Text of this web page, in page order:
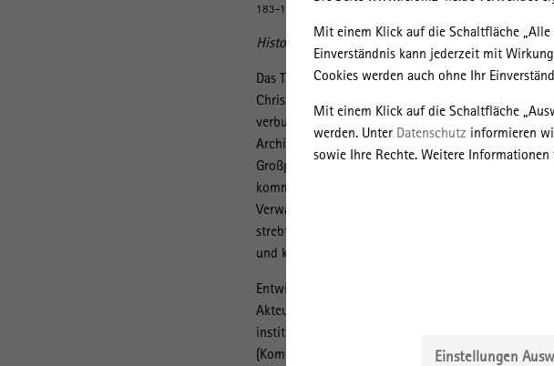
Mit einem Klick auf die Schaltfläche
Einverständnis kann jederzeit mit
Cookies werden auch ohne Ihr
Mit einem Klick auf die Schaltfläche
werden. Unter Datenschutz informieren
sowie Ihre Rechte. Weitere
Einstellungen
183-19000-4055/CC-BY-SA 3.0, commons.wikimedia.org
Historikerkommission zwei dieser Teilprojekte als
Das Teilprojekt 4 „Städtebau und Bestandspolitik
Christoph Bernhardt (zusammen mit Harald
verbundene Forschungsstränge der historischen
Architektur- und Städtebaugeschichte, hier
Großplanungen, die allgemeine
kommunalgeschichtliche Forschung, welche in
Verwaltungen und Bevölkerungsgruppen bei
strebt das Teilprojekt eine Verknüpfung von
und kulturgeschichtlichen Perspektiven auf das
Entwicklungen, die vorrangig architekturhistorisch
Akteure erforscht wurden, wie etwa
institutionellen Zusammenspiels und der
(Kommunen, Gauverwaltungen, Hochschulen)